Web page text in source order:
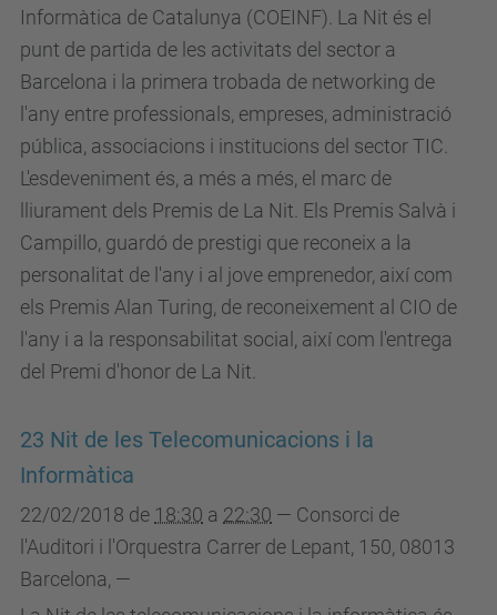
Informàtica de Catalunya (COEINF). La Nit és el
punt de partida de les activitats del sector a
Barcelona i la primera trobada de networking de
l'any entre professionals, empreses, administració
pública, associacions i institucions del sector TIC.
L'esdeveniment és, a més a més, el marc de
lliurament dels Premis de La Nit. Els Premis Salvà i
Campillo, guardó de prestigi que reconeix a la
personalitat de l'any i al jove emprenedor, així com
els Premis Alan Turing, de reconeixement al CIO de
l'any i a la responsabilitat social, així com l'entrega
del Premi d'honor de La Nit.
23 Nit de les Telecomunicacions i la
Informàtica
22/02/2018 de 18:30 a 22:30 — Consorci de
l'Auditori i l'Orquestra Carrer de Lepant, 150, 08013
Barcelona, —